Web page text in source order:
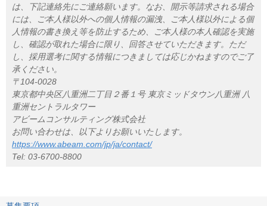
は、下記連絡先にご連絡願います。なお、開示等請求される場合
には、ご本人様以外への個人情報の漏洩、ご本人様以外による個
人情報の書き換え等を防止するため、ご本人様の本人確認を実施
し、確認が取れた場合に限り、回答させていただきます。ただ
し、採用選考に関する情報につきましては応じかねますのでご了
承ください。
〒104-0028
東京都中央区八重洲二丁目２番１号 東京ミッドタウン八重洲 八
重洲セントラルタワー
アビームコンサルティング株式会社
お問い合わせは、以下よりお願いいたします。
https://www.abeam.com/jp/ja/contact/
Tel: 03-6700-8800